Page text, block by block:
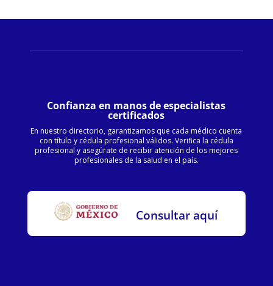
Confianza en manos de especialistas
certificados
En nuestro directorio, garantizamos que cada médico cuenta
con título y cédula profesional válidos. Verifica la cédula
profesional y asegúrate de recibir atención de los mejores
profesionales de la salud en el país.
Consultar aquí